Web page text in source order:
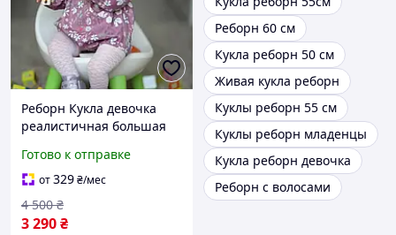
Реборн Кукла девочка
реалистичная большая
одеждой и аксессуарами
Готово к отправке
от329₴/мес
3 290₴
4 500 ₴
Реборн 60 см
Кукла реборн 50 см
Живая кукла реборн
Куклы реборн 55 см
Куклы реборн младенцы
Кукла реборн девочка
Реборн с волосами